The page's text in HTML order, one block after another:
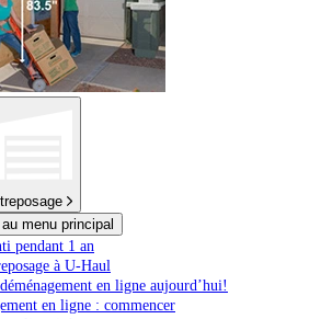
menu principal
pendant 1 an
à U-Haul
en ligne aujourd’hui!
en ligne : commencer